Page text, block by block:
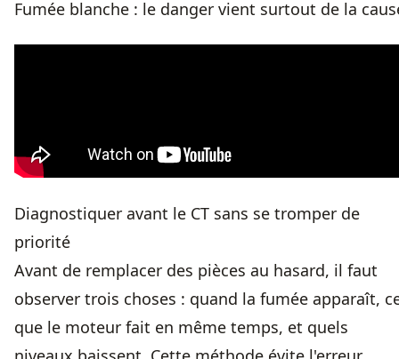
Fumée blanche : le danger vient surtout de la
Diagnostiquer avant le CT sans se tromper de
priorité
Avant de remplacer des pièces au hasard, il faut
observer trois choses : quand la fumée apparaît,
que le moteur fait en même temps, et quels